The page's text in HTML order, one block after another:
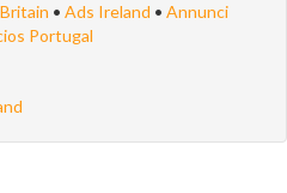
• Ads Ireland • Annunci
Portugal